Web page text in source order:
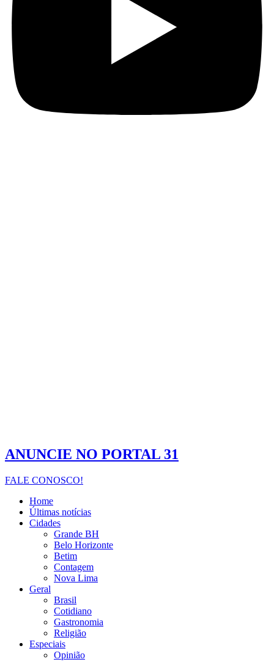
ANUNCIE NO PORTAL 31
FALE CONOSCO!
Home
Últimas notícias
Cidades
Grande BH
Belo Horizonte
Betim
Contagem
Nova Lima
Geral
Brasil
Cotidiano
Gastronomia
Religião
Especiais
Opinião